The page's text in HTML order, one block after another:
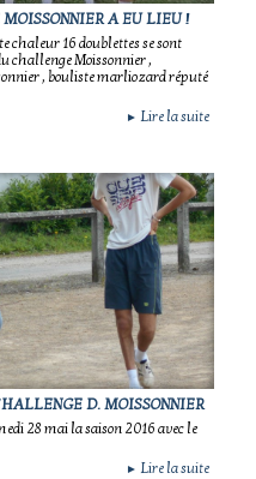
A EU LIEU !
chaleur 16 doublettes se sont
challenge Moissonnier ,
, bouliste marliozard réputé
► Lire la suite
D. MOISSONNIER
28 mai la saison 2016 avec le
► Lire la suite